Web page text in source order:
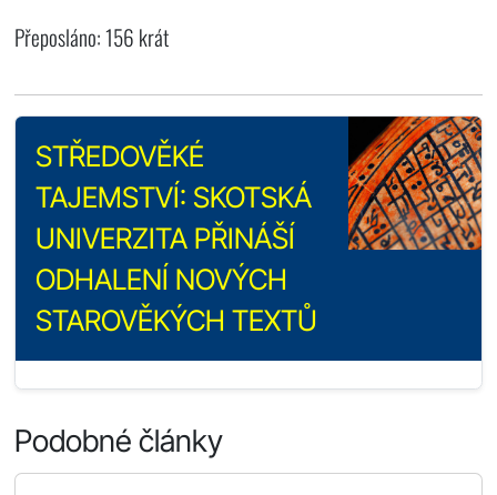
Přeposláno: 156 krát
STŘEDOVĚKÉ
TAJEMSTVÍ: SKOTSKÁ
UNIVERZITA PŘINÁŠÍ
ODHALENÍ NOVÝCH
STAROVĚKÝCH TEXTŮ
Podobné články